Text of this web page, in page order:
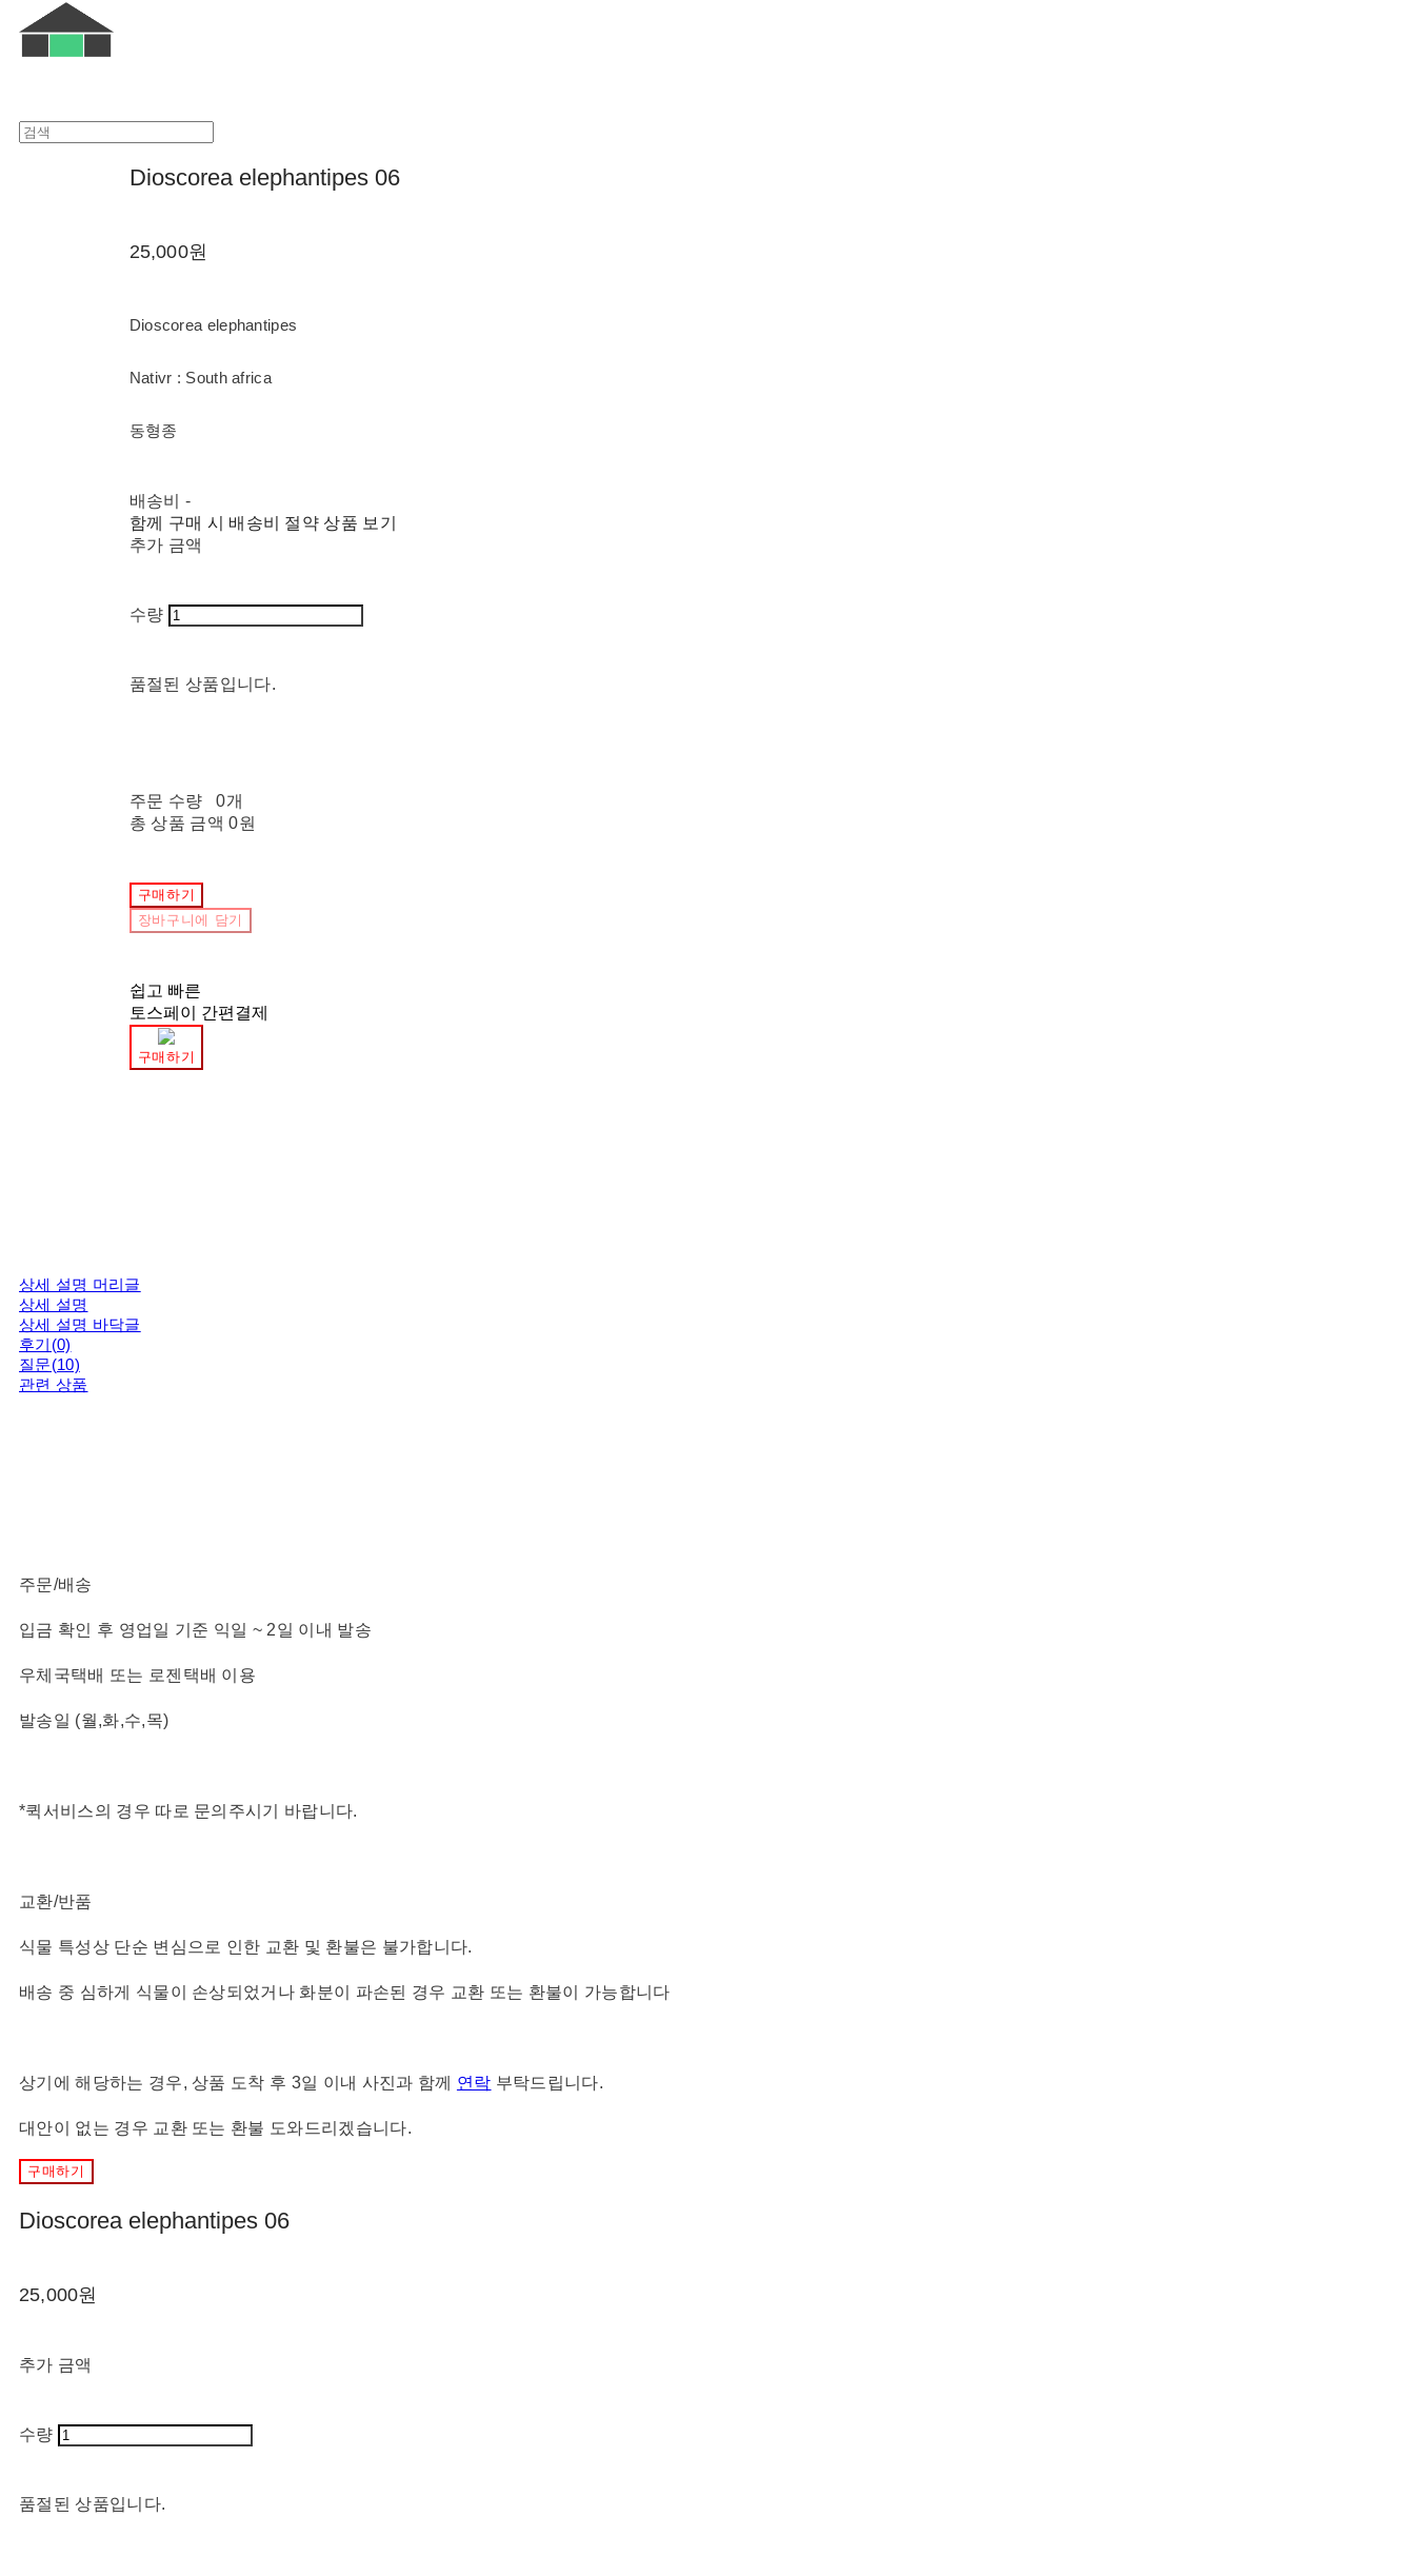
Dioscorea elephantipes 06
25,000원
Dioscorea elephantipes
Nativr : South africa
동형종
배송비 -
함께 구매 시 배송비 절약 상품 보기
추가 금액
수량
품절된 상품입니다.
주문 수량
0개
총 상품 금액 0원
구매하기
장바구니에 담기
쉽고 빠른
토스페이 간편결제
구매하기
상세 설명 머리글
상세 설명
상세 설명 바닥글
후기(0)
질문(10)
관련 상품
주문/배송
입금 확인 후 영업일 기준 익일 ~ 2일 이내 발송
우체국택배 또는 로젠택배 이용
발송일 (월,화,수,목)
*퀵서비스의 경우 따로 문의주시기 바랍니다.
교환/반품
식물 특성상 단순 변심으로 인한 교환 및 환불은 불가합니다.
배송 중 심하게 식물이 손상되었거나 화분이 파손된 경우 교환 또는 환불이 가능합니다
상기에 해당하는 경우, 상품 도착 후 3일 이내 사진과 함께 연락 부탁드립니다.
대안이 없는 경우 교환 또는 환불 도와드리겠습니다.
구매하기
Dioscorea elephantipes 06
25,000원
추가 금액
수량
품절된 상품입니다.